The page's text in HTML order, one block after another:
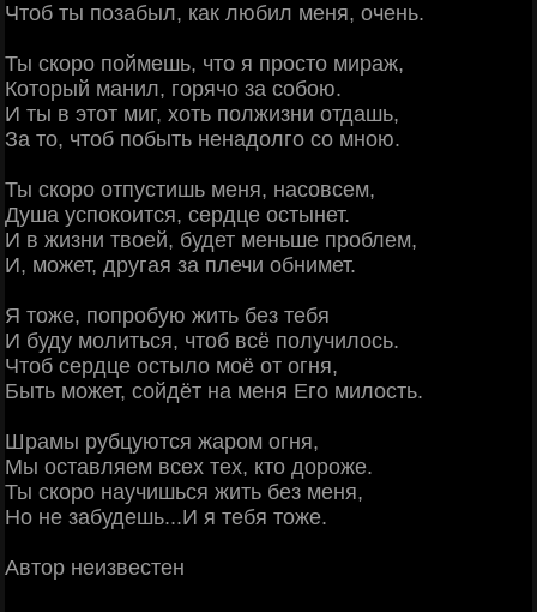
Чтоб ты позабыл, как любил меня, очень.
Ты скоро поймешь, что я просто мираж,
Который манил, горячо за собою.
И ты в этот миг, хоть полжизни отдашь,
За то, чтоб побыть ненадолго со мною.
Ты скоро отпустишь меня, насовсем,
Душа успокоится, сердце остынет.
И в жизни твоей, будет меньше проблем,
И, может, другая за плечи обнимет.
Я тоже, попробую жить без тебя
И буду молиться, чтоб всё получилось.
Чтоб сердце остыло моё от огня,
Быть может, сойдёт на меня Его милость.
Шрамы рубцуются жаром огня,
Мы оставляем всех тех, кто дороже.
Ты скоро научишься жить без меня,
Но не забудешь...И я тебя тоже.
Автор неизвестен